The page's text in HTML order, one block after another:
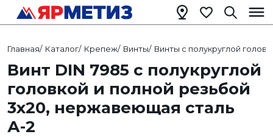
Главная/ Каталог/ Крепеж/ Винты/ Винты с полукруглой
Винт DIN 7985 с полукруглой
головкой и полной резьбой
3х20, нержавеющая сталь
А-2